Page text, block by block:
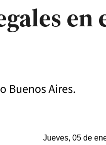
en
Buenos Aires.
Jueves, 05 de